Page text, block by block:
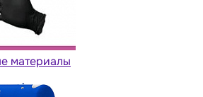
материалы